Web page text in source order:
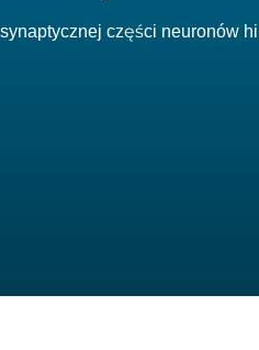
części neuronów